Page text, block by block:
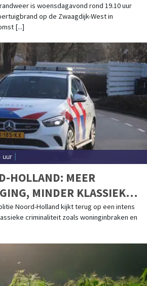
is woensdagavond rond 19.10 uur
op de Zwaagdijk-West in
[...]
uur
HOLLAND: MEER
MINDER KLASSIEKE
Noord-Holland kijkt terug op een intens
criminaliteit zoals woninginbraken en